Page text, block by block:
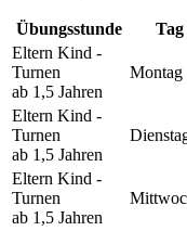
Übungsstunde Tag
Eltern Kind -
Turnen
ab 1,5 Jahren
Montag
Eltern Kind -
Turnen
ab 1,5 Jahren
Eltern Kind -
Turnen
ab 1,5 Jahren